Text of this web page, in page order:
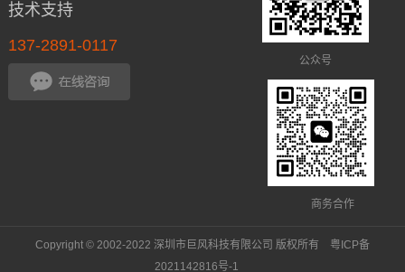
技术支持
137-2891-0117
公众号
商务合作
Copyright © 2002-2022 深圳市巨风科技有限公司 版权所有 粤ICP备
2021142816号-1